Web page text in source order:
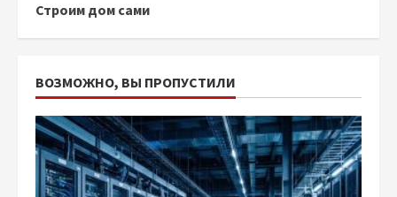
Строим дом сами
ВОЗМОЖНО, ВЫ ПРОПУСТИЛИ